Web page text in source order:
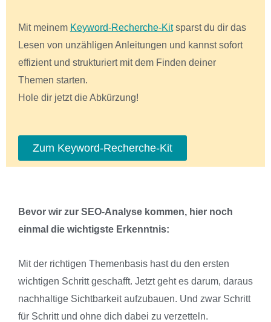
Mit meinem Keyword-Recherche-Kitsparst du dir das
Lesen von unzähligen Anleitungen und kannst sofort
effizient und strukturiert mit dem Finden deiner
Themen starten.
Hole dir jetzt die Abkürzung!
Zum Keyword-Recherche-Kit
Bevor wir zur SEO-Analyse kommen, hier noch
einmal die wichtigste Erkenntnis:
Mit der richtigen Themenbasis hast du den ersten
wichtigen Schritt geschafft. Jetzt geht es darum, daraus
nachhaltige Sichtbarkeit aufzubauen. Und zwar Schritt
für Schritt und ohne dich dabei zu verzetteln.